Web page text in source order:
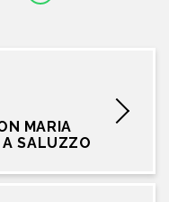
MARIA
SALUZZO